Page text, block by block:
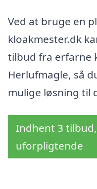
Ved at bruge en
kloakmester.dk
tilbud fra erfarne
Herlufmagle, så
mulige løsning til
Indhent 3
uforpligtende